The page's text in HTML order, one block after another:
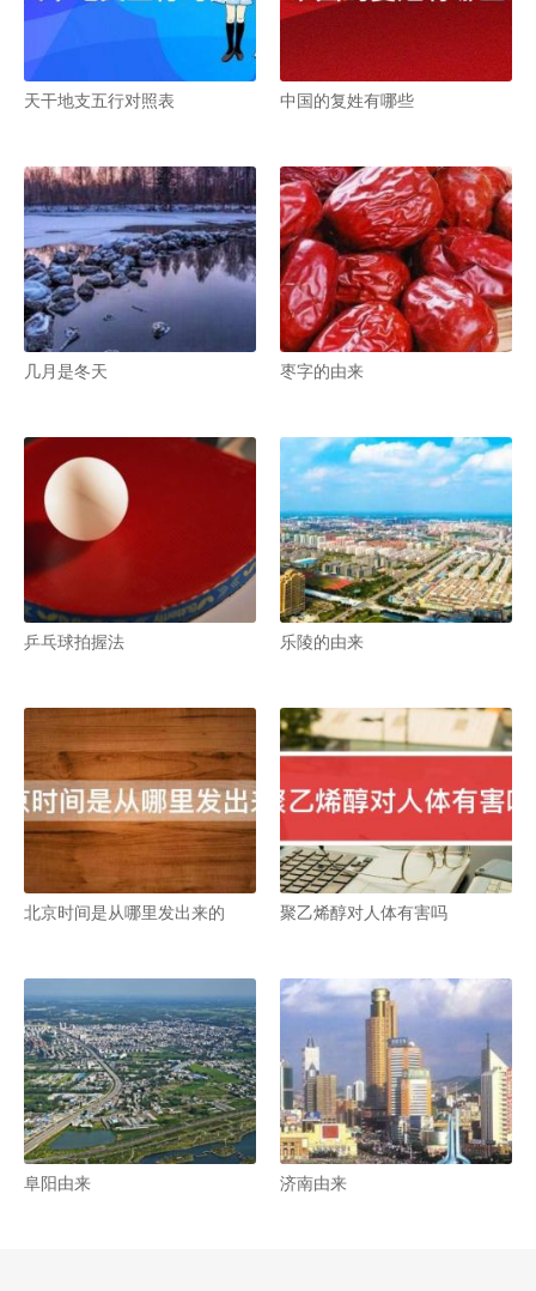
天干地支五行对照表 中国的复姓有哪些
几月是冬天 枣字的由来
乒乓球拍握法 乐陵的由来
北京时间是从哪里发出来的 聚乙烯醇对人体有害吗
阜阳由来 济南由来